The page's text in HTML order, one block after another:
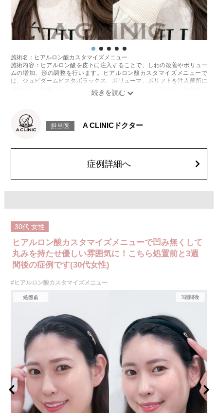
レスチレン 43,800円～148,000円(税込)
レスチレンリフト※横浜院限定 65,800円～228,800円(税込)
ジュビダームビスタウルトラXC 98,800円～283,800円(税込)
ジュビダームビスタボルベラXC 98,800円～283,800円(税込)
ボリューマ 120,800円～327,800円(税込)
オプション：表面麻酔 3,300円(税込) 笑気麻酔 3,300円(税込)
施術名：頬のヒアルロン酸注射
施術内容：ヒアルロン酸を皮下に注入することで、しわの改善やボリュー
ムの増加、形の調整を行います。ヒアルロン酸は時間をかけて少しずつ体
内に吸収されていきます。ヒアルロン酸の種類によって持続期間は異なり
ます。注入時に麻酔液も入っているため、2〜3日でややボリュームがダウ
リスク、副作用：腫れ、赤み、内出血、痛み、突っ張り感などが生じるこ
とがございます。稀にアレルギー、細菌感染症、血管閉塞などが生じるこ
とがございます。また、注入部位に硬化または小結節が生じることがござ
ください。
レスチレンリフト※横浜院限定 98,800円(税込)
ボリューマ 153,800円(税込)
施術名：ヒアルロン酸カスタマイズメニュー
ムの増加、形の調整を行います。ヒアルロン酸カスタマイズメニューで
は、ジュビダームビスタボラックス、ボリューマ、ボリフトを注入箇所に
合わせて、最適なヒアルロン酸を医師が患者様お一人おひとりに合わせて
カスタマイズ致します。
施術時間：箇所数により異なりますが、約15〜30分程
リスク、副作用：腫れ、赤み、内出血、痛み、突っ張り感などが生じるこ
じることがございます。注入箇所を強く刺激するようなマッサージは1〜2
費用：1cc 65,800円(税込)
施術名：ヒアルロン酸カスタマイズメニュー
施術内容：ヒアルロン酸を皮下に注入することで、しわの改善やボリュー
ムの増加、形の調整を行います。ヒアルロン酸カスタマイズメニューで
は、ジュビダームビスタボラックス、ボリューマ、ボリフトを注入箇所に
合わせて、最適なヒアルロン酸を医師が患者様お一人おひとりに合わせて
とがございます。また、稀にアレルギー、細菌感染症、血管閉塞などが生
じることがございます。注入箇所を強く刺激するようなマッサージは1〜2
オプション：表面麻酔 3,300円(税込)、笑気麻酔 3,300円(税込)
担当医 A CLINICドクター
症例詳細へ
30代 女性
ヒアルロン酸カスタマイズメニューで凹み無くして
丸みを持たせ優しい雰囲気に！こちら処置前と3週
間後の症例です(30代女性)
#ヒアルロン酸カスタマイズメニュー